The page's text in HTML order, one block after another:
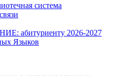
система
абитуриенту 2026-2027
Языков